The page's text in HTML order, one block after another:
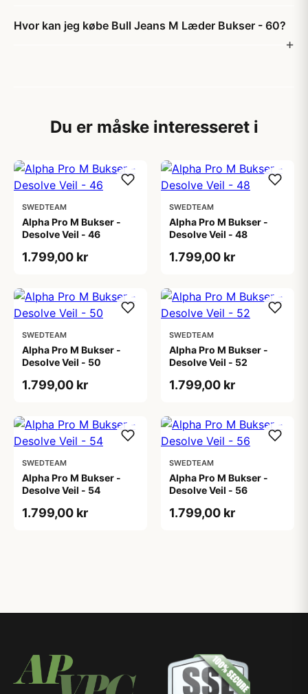
Hvor kan jeg købe Bull Jeans M Læder Bukser - 60?
Du er måske interesseret i
SWEDTEAM
Alpha Pro M Bukser -
Desolve Veil - 46
1.799,00 kr
SWEDTEAM
Alpha Pro M Bukser -
Desolve Veil - 48
1.799,00 kr
SWEDTEAM
Alpha Pro M Bukser -
Desolve Veil - 50
1.799,00 kr
SWEDTEAM
Alpha Pro M Bukser -
Desolve Veil - 52
1.799,00 kr
SWEDTEAM
Alpha Pro M Bukser -
Desolve Veil - 54
1.799,00 kr
SWEDTEAM
Alpha Pro M Bukser -
Desolve Veil - 56
1.799,00 kr